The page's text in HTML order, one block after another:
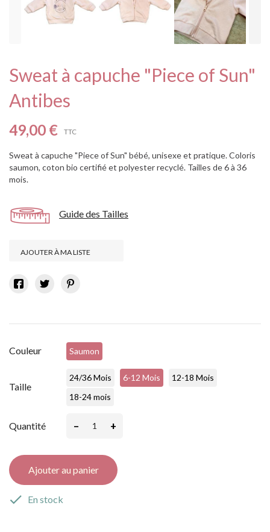
Sweat à capuche "Piece of Sun"
Antibes
49,00 € TTC
Sweat à capuche "Piece of Sun" bébé, unisexe et pratique. Coloris
saumon, coton bio certifié et polyester recyclé. Tailles de 6 à 36
mois.
Guide des Tailles
AJOUTER À MA LISTE
Couleur Saumon
Taille
24/36 Mois 6-12 Mois
12-18 Mois
18-24 mois
Quantité – +
Ajouter au panier
 En stock